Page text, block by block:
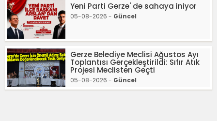
Yeni Parti Gerze' de sahaya iniyor
05-08-2026 - Güncel
Gerze Belediye Meclisi Ağustos Ayı
Toplantısı Gerçekleştirildi: Sıfır Atık
Projesi Meclisten Geçti
05-08-2026 - Güncel